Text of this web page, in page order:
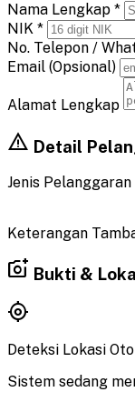
Nama Lengkap *
NIK *
No. Telepon /
Email (Opsional)
Alamat Lengkap
warning Detail
Jenis Pelanggaran
Keterangan
add_a_photo Bukti &
my_location
Deteksi Lokasi
Sistem sedang